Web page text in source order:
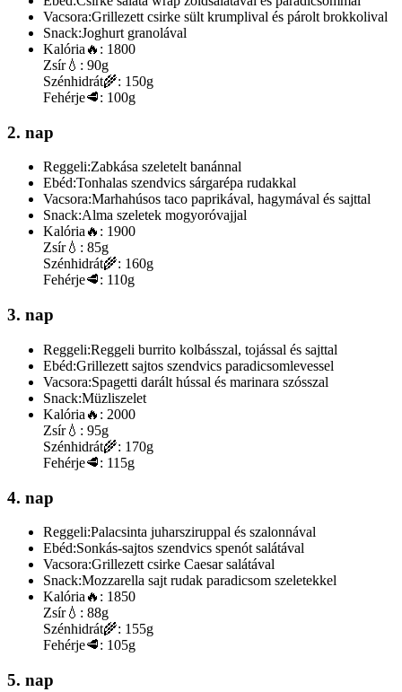
Vacsora:Grillezett csirke sült krumplival és párolt brokkolival
Snack:Joghurt granolával
Kalória 🔥: 1800
Zsír💧: 90g
Szénhidrát🌾: 150g
Fehérje🥩: 100g
2. nap
Reggeli:Zabkása szeletelt banánnal
Ebéd:Tonhalas szendvics sárgarépa rudakkal
Vacsora:Marhahúsos taco paprikával, hagymával és sajttal
Snack:Alma szeletek mogyoróvajjal
Kalória 🔥: 1900
Zsír💧: 85g
Szénhidrát🌾: 160g
Fehérje🥩: 110g
3. nap
Reggeli:Reggeli burrito kolbásszal, tojással és sajttal
Ebéd:Grillezett sajtos szendvics paradicsomlevessel
Vacsora:Spagetti darált hússal és marinara szósszal
Snack:Müzliszelet
Kalória 🔥: 2000
Zsír💧: 95g
Szénhidrát🌾: 170g
Fehérje🥩: 115g
4. nap
Reggeli:Palacsinta juharsziruppal és szalonnával
Ebéd:Sonkás-sajtos szendvics spenót salátával
Vacsora:Grillezett csirke Caesar salátával
Snack:Mozzarella sajt rudak paradicsom szeletekkel
Kalória 🔥: 1850
Zsír💧: 88g
Szénhidrát🌾: 155g
Fehérje🥩: 105g
5. nap